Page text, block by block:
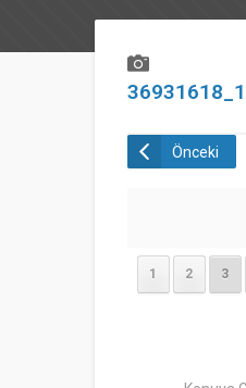
Önceki
1 2 3